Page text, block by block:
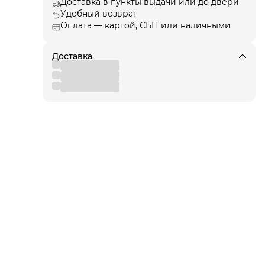
Удобный возврат
Оплата — картой, СБП или наличными
Доставка